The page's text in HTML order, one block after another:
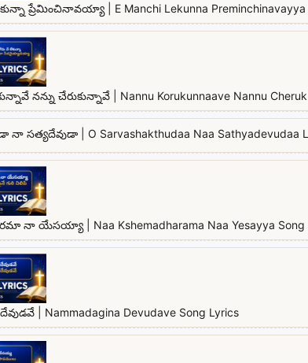
ప్రేమించినావయ్యా | E Manchi Lekunna Preminchinavayya
నన్ను చేరుకున్నావే | Nannu Korukunnaave Nannu
నా సత్యదేవుడా | O Sarvashakthudaa Naa Sathyadevudaa
నా యేసయ్యా | Naa Kshemadharama Naa Yesayya Song
| Nammadagina Devudave Song Lyrics